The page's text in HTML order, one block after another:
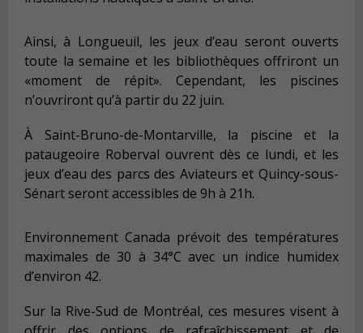
Ainsi, à Longueuil, les jeux d’eau seront ouverts
toute la semaine et les bibliothèques offriront un
«moment de répit». Cependant, les piscines
n’ouvriront qu’à partir du 22 juin.
À Saint-Bruno-de-Montarville, la piscine et la
pataugeoire Roberval ouvrent dès ce lundi, et les
jeux d’eau des parcs des Aviateurs et Quincy-sous-
Sénart seront accessibles de 9h à 21h.
Environnement Canada prévoit des températures
maximales de 30 à 34°C avec un indice humidex
d’environ 42.
Sur la Rive-Sud de Montréal, ces mesures visent à